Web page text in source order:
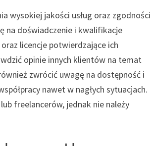
wysokiej jakości usług oraz zgodności
na doświadczenie i kwalifikacje
licencje potwierdzające ich
opinie innych klientów na temat
zwrócić uwagę na dostępność i
nawet w nagłych sytuacjach.
freelancerów, jednak nie należy